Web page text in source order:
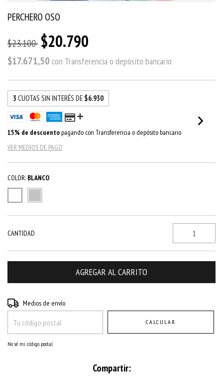
PERCHERO OSO
$23.100 $20.790
$17.671,50 con Transferencia o depósito bancario
3 CUOTAS SIN INTERÉS DE $6.930
15% de descuentopagando con Transferencia o depósito bancario
VER MEDIOS DE PAGO
COLOR: BLANCO
CANTIDAD
Entregas para el CP:
Medios de envío
CALCULAR
No sé mi código postal
Compartir: